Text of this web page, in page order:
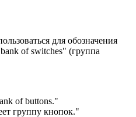
для обозначения
of switches" (группа
of buttons."
группу кнопок."